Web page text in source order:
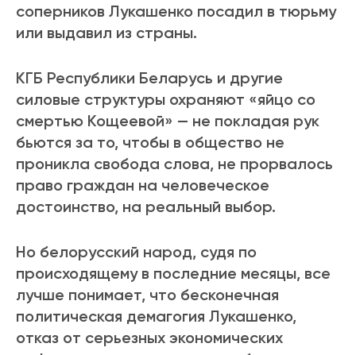
соперников Лукашенко посадил в тюрьму
или выдавил из страны.
КГБ Республики Беларусь и другие
силовые структуры охраняют «яйцо со
смертью Кощеевой» — не покладая рук
бьются за то, чтобы в общество не
проникла свобода слова, не прорвалось
право граждан на человеческое
достоинство, на реальный выбор.
Но белорусский народ, судя по
происходящему в последние месяцы, все
лучше понимает, что бесконечная
политическая демагогия Лукашенко,
отказ от серьезных экономических